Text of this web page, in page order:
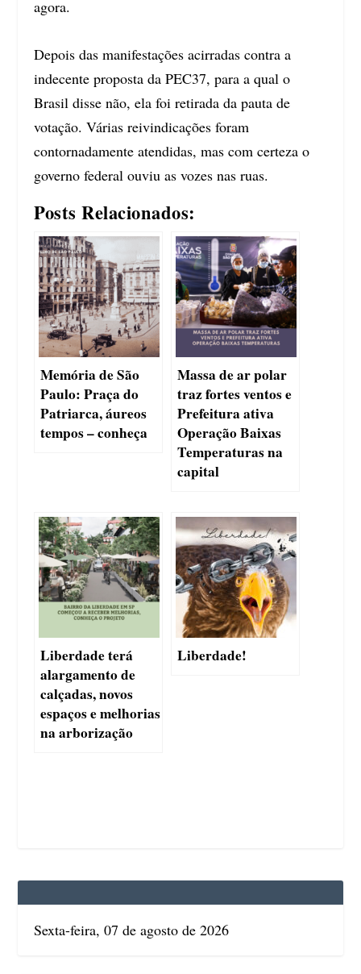
agora.
Depois das manifestações acirradas contra a
indecente proposta da PEC37, para a qual o
Brasil disse não, ela foi retirada da pauta de
votação. Várias reivindicações foram
contornadamente atendidas, mas com certeza o
governo federal ouviu as vozes nas ruas.
Posts Relacionados:
Memória de São
Paulo: Praça do
Patriarca, áureos
tempos – conheça
Massa de ar polar
traz fortes ventos e
Prefeitura ativa
Operação Baixas
Temperaturas na
capital
Liberdade terá
alargamento de
calçadas, novos
espaços e melhorias
na arborização
Liberdade!
Sexta-feira, 07 de agosto de 2026